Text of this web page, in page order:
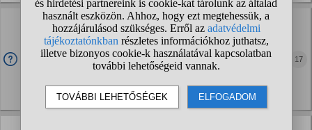
Masszív bűntudatom van, mert nem segítek
nagyszüleimnek. Ha helyemben lennél, te min
változtatnál?
26 éves vagyok, 2 hónapja vesztettem el édesapámat.
Alapból is gyászolok, de most nagyszüleimet is elkezdtem
gyászolni előre. Főleg nagypapámat, aki nagyon beteg,
decemberben szívműtéten esett át, előtte...
17